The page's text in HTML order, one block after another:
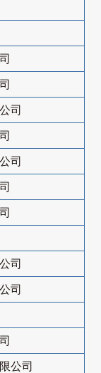
司
司
司
司
公司